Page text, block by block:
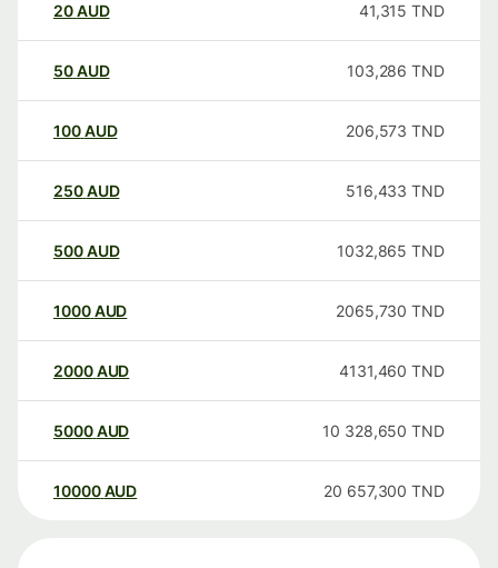
20AUD 41,315 TND
50AUD 103,286 TND
100AUD 206,573 TND
250AUD 516,433 TND
500AUD 1032,865 TND
1000AUD 2065,730 TND
2000AUD 4131,460 TND
5000AUD 10 328,650 TND
10000 AUD 20 657,300 TND